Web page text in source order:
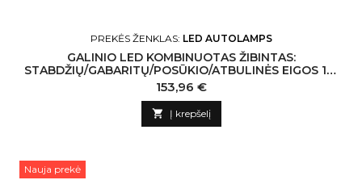
PREKĖS ŽENKLAS: LED AUTOLAMPS
GALINIO LED KOMBINUOTAS ŽIBINTAS:
STABDŽIŲ/GABARITŲ/POSŪKIO/ATBULINĖS EIGOS 12-
24V
Kaina
153,96 €
 Į krepšelį
Nauja prekė